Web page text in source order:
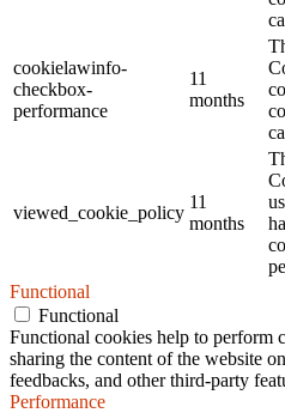
cookielawinfo-
checkbox-
performance
11
months
viewed_cookie_policy
11
months
Functional
Functional
Functional cookies help to perform
sharing the content of the website
feedbacks, and other third-party
Performance